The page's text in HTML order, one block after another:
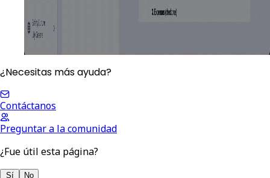
¿Necesitas más ayuda?
Contáctanos
Preguntar a la comunidad
¿Fue útil esta página?
Sí No